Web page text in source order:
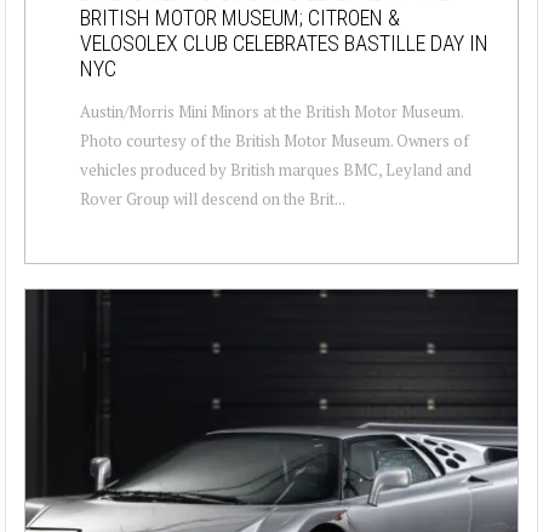
BRITISH MOTOR MUSEUM; CITROEN &
VELOSOLEX CLUB CELEBRATES BASTILLE DAY IN
NYC
Austin/Morris Mini Minors at the British Motor Museum.
Photo courtesy of the British Motor Museum. Owners of
vehicles produced by British marques BMC, Leyland and
Rover Group will descend on the Brit...